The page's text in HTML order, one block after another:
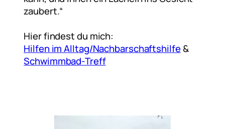
zaubert.“
Hier findest du mich:
Hilfen im Alltag/Nachbarschaftshilfe&
Schwimmbad-Treff